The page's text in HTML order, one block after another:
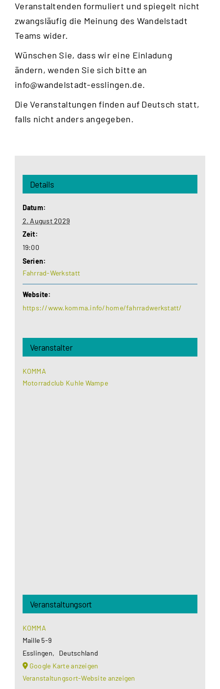
Veranstaltenden formuliert und spiegelt nicht
zwangsläufig die Meinung des Wandelstadt
Teams wider.
Wünschen Sie, dass wir eine Einladung
ändern, wenden Sie sich bitte an
info@wandelstadt-esslingen.de.
Die Veranstaltungen finden auf Deutsch statt,
falls nicht anders angegeben.
Details
Datum:
2. August 2029
Zeit:
19:00
Serien:
Fahrrad-Werkstatt
Website:
https://www.komma.info/home/fahrradwerkstatt/
Veranstalter
KOMMA
Motorradclub Kuhle Wampe
Veranstaltungsort
KOMMA
Maille 5-9
Esslingen,
Deutschland
Google Karte anzeigen
Veranstaltungsort-Website anzeigen